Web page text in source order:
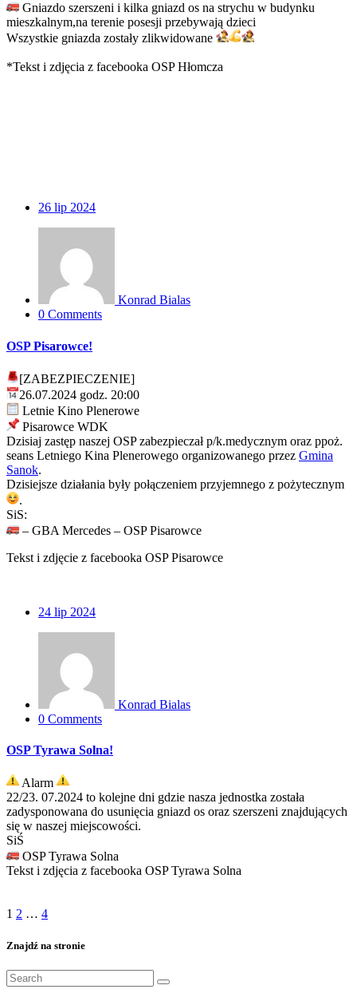
Gniazdo szerszeni i kilka gniazd os na strychu w budynku
mieszkalnym,na terenie posesji przebywają dzieci
Wszystkie gniazda zostały zlikwidowane
*Tekst i zdjęcia z facebooka OSP Hłomcza
26 lip 2024
Konrad Bialas
0 Comments
OSP Pisarowce!
[ZABEZPIECZENIE]
26.07.2024 godz. 20:00
Letnie Kino Plenerowe
Pisarowce WDK
Dzisiaj zastęp naszej OSP zabezpieczał p/k.medycznym oraz ppoż.
seans Letniego Kina Plenerowego organizowanego przez Gmina
Sanok.
Dzisiejsze działania były połączeniem przyjemnego z pożytecznym
.
SiS:
– GBA Mercedes – OSP Pisarowce
Tekst i zdjęcie z facebooka OSP Pisarowce
24 lip 2024
Konrad Bialas
0 Comments
OSP Tyrawa Solna!
Alarm
22/23. 07.2024 to kolejne dni gdzie nasza jednostka została
zadysponowana do usunięcia gniazd os oraz szerszeni znajdujących
się w naszej miejscowości.
SiŚ
OSP Tyrawa Solna
Tekst i zdjęcia z facebooka OSP Tyrawa Solna
Stronicowanie
wpisów
1 2 … 4
Znajdź na stronie
Search
for: